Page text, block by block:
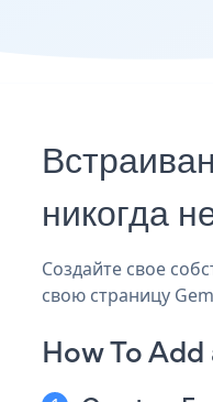
никогда
Создайте свое
свою страницу
How To